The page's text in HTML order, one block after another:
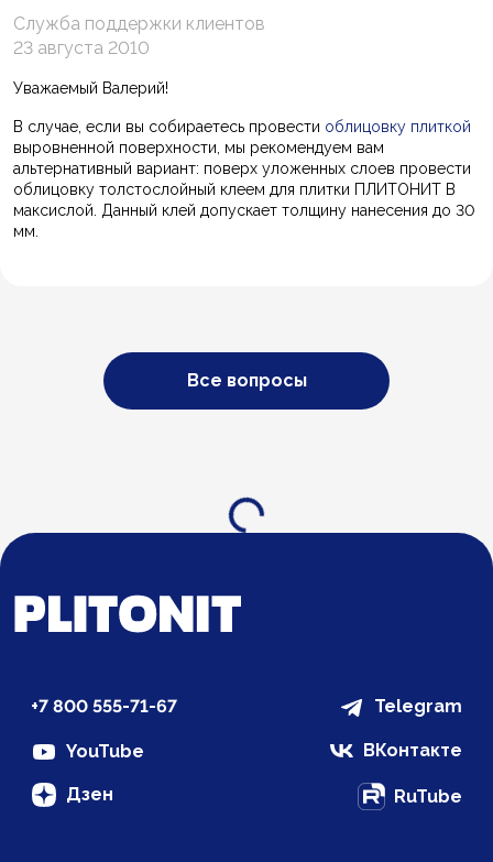
Служба поддержки клиентов
23 августа 2010
Уважаемый Валерий!
В случае, если вы собираетесь провести облицовку плиткой
выровненной поверхности, мы рекомендуем вам
альтернативный вариант: поверх уложенных слоев провести
облицовку толстослойный клеем для плитки ПЛИТОНИТ В
максислой. Данный клей допускает толщину нанесения до 30
мм.
Все вопросы
Загрузка...
+7 800 555-71-67 Telegram
YouTube ВКонтакте
Дзен RuTube